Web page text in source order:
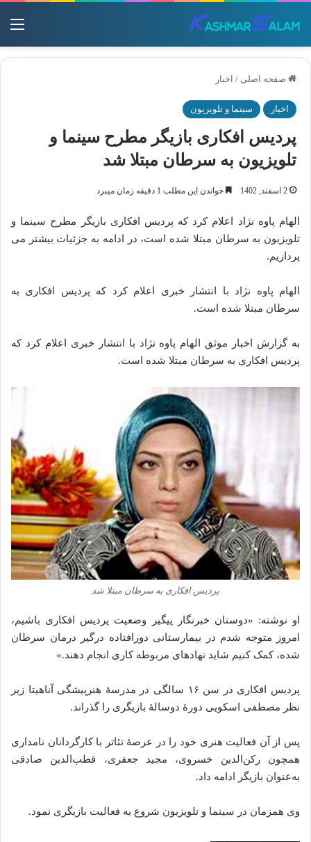
صفحه اصلی / اخبار
اخبار سینما و تلویزیون
پردیس افکاری بازیگر مطرح سینما و
تلویزیون به سرطان مبتلا شد
2 اسفند, 1402 خواندن این مطلب 1 دقیقه زمان میبرد
الهام پاوه نژاد اعلام کرد که پردیس افکاری بازیگر مطرح سینما و
تلویزیون به سرطان مبتلا شده است، در ادامه به جزئیات بیشتر می
پردازیم.
الهام پاوه نژاد با انتشار خبری اعلام کرد که پردیس افکاری به
سرطان مبتلا شده‌ است.
به گزارش اخبار موثق الهام پاوه نژاد با انتشار خبری اعلام کرد که
پردیس افکاری به سرطان مبتلا شده‌ است.
پردیس افکاری به سرطان‌ مبتلا شد
او نوشته: «دوستان خبرنگار پیگیر وضعیت پردیس افکاری باشیم،
امروز متوجه شدم در بیمارستانی دورافتاده‌ درگیر درمان سرطان
شده‌، کمک کنیم شاید نهادهای مربوطه کاری انجام دهند.»
پردیس افکاری در سن ۱۶ سالگی در مدرسهٔ هنرپیشگی آناهیتا زیر
نظر مصطفی اسکویی دورهٔ دوسالهٔ بازیگری را گذراند.
پس از آن فعالیت هنری خود را در عرصهٔ تئاتر با کارگردانان نامداری
همچون رکن‌الدین خسروی، مجید جعفری، قطب‌الدین صادقی
به‌عنوان بازیگر ادامه داد.
وی همزمان در سینما و تلویزیون شروع به فعالیت بازیگری نمود.